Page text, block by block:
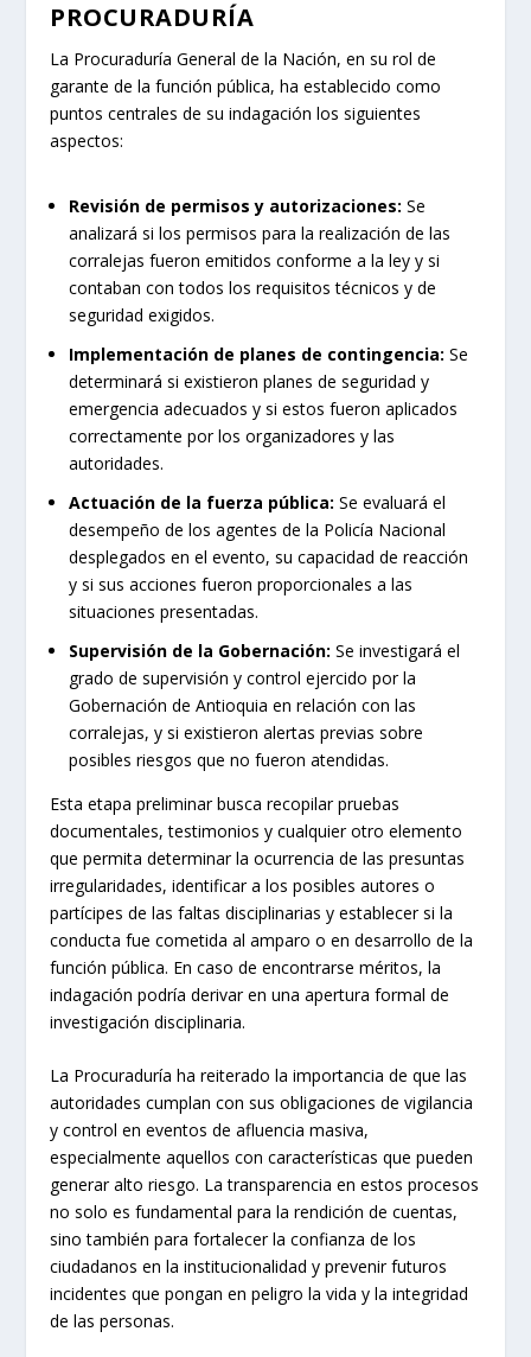
PROCURADURÍA
La Procuraduría General de la Nación, en su rol de
garante de la función pública, ha establecido como
puntos centrales de su indagación los siguientes
aspectos:
Revisión de permisos y autorizaciones: Se
analizará si los permisos para la realización de las
corralejas fueron emitidos conforme a la ley y si
contaban con todos los requisitos técnicos y de
seguridad exigidos.
Implementación de planes de contingencia: Se
determinará si existieron planes de seguridad y
emergencia adecuados y si estos fueron aplicados
correctamente por los organizadores y las
autoridades.
Actuación de la fuerza pública: Se evaluará el
desempeño de los agentes de la Policía Nacional
desplegados en el evento, su capacidad de reacción
y si sus acciones fueron proporcionales a las
situaciones presentadas.
Supervisión de la Gobernación: Se investigará el
grado de supervisión y control ejercido por la
Gobernación de Antioquia en relación con las
corralejas, y si existieron alertas previas sobre
posibles riesgos que no fueron atendidas.
Esta etapa preliminar busca recopilar pruebas
documentales, testimonios y cualquier otro elemento
que permita determinar la ocurrencia de las presuntas
irregularidades, identificar a los posibles autores o
partícipes de las faltas disciplinarias y establecer si la
conducta fue cometida al amparo o en desarrollo de la
función pública. En caso de encontrarse méritos, la
indagación podría derivar en una apertura formal de
investigación disciplinaria.
La Procuraduría ha reiterado la importancia de que las
autoridades cumplan con sus obligaciones de vigilancia
y control en eventos de afluencia masiva,
especialmente aquellos con características que pueden
generar alto riesgo. La transparencia en estos procesos
no solo es fundamental para la rendición de cuentas,
sino también para fortalecer la confianza de los
ciudadanos en la institucionalidad y prevenir futuros
incidentes que pongan en peligro la vida y la integridad
de las personas.